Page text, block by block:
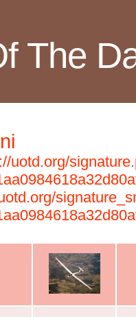
The
uotd.org/